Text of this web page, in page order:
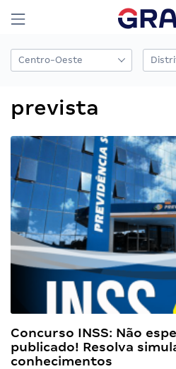
prevista
Concurso INSS: Não
publicado! Resolva
conhecimentos